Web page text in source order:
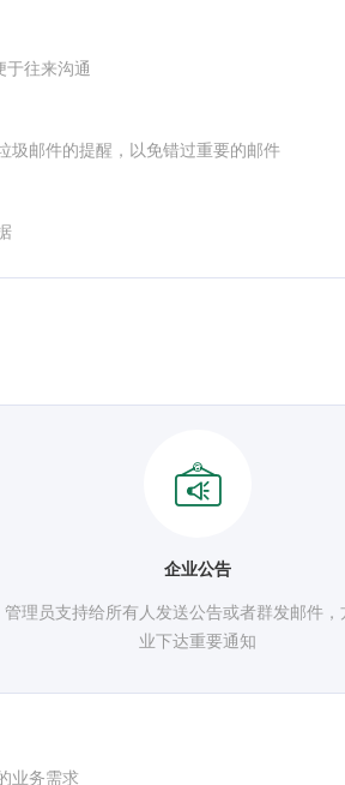
于往来沟通
圾邮件的提醒，以免错过重要的邮件
企业公告
管理员支持给所有人发送公告或者群发邮件，
业下达重要通知
业务需求